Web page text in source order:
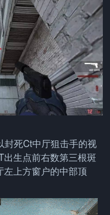
死Ct中厅狙击手的视
生点前右数第三根斑
上方窗户的中部顶